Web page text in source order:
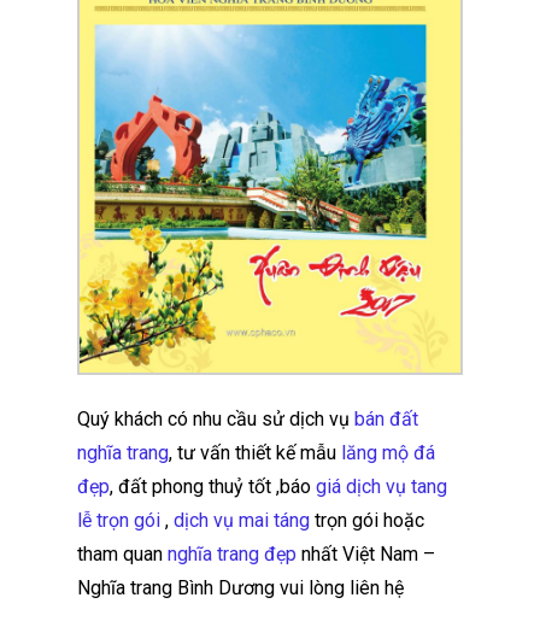
Quý khách có nhu cầu sử dịch vụ bán đất
nghĩa trang, tư vấn thiết kế mẫu lăng mộ đá
đẹp, đất phong thuỷ tốt ,báo giá dịch vụ tang
lễ trọn gói , dịch vụ mai táng trọn gói hoặc
tham quan nghĩa trang đẹp nhất Việt Nam –
Nghĩa trang Bình Dương vui lòng liên hệ